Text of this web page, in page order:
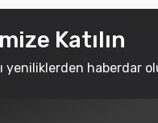
Katılın
yeniliklerden haberdar